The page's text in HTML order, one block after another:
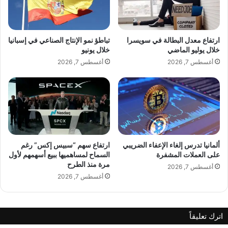
غ
م
ي
ق
ا
ب
م
ق
و
م
ة
ا
ل
ع
د
و
ارتفاع معدل البطالة في سويسرا
خلال يوليو الماضي
أغسطس 7, 2026
تباطؤ نمو الإنتاج الصناعي في إسبانيا
خلال يونيو
أغسطس 7, 2026
ألمانيا تدرس إلغاء الإعفاء الضريبي
على العملات المشفرة
أغسطس 7, 2026
ارتفاع سهم “سبيس إكس” رغم
السماح لمساهميها ببيع أسهمهم لأول
مرة منذ الطرح
أغسطس 7, 2026
اترك تعليقاً